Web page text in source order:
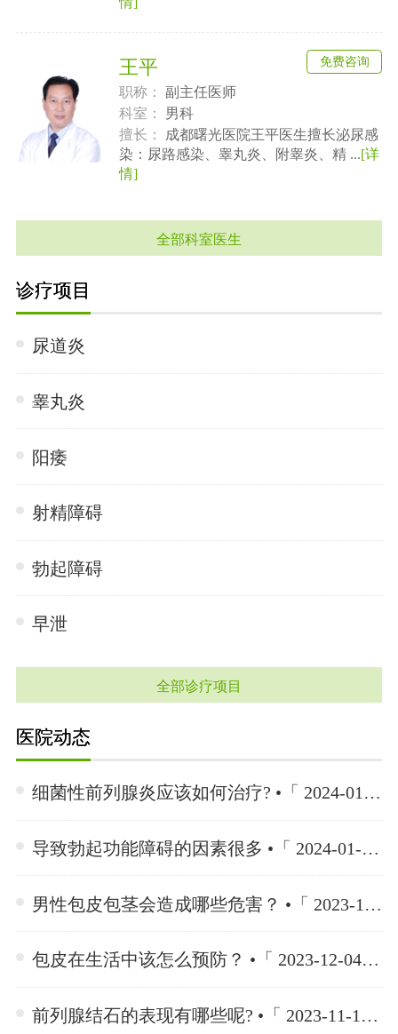
王平
职称：
副主任医师
科室：
男科
擅长：
成都曙光医院王平医生擅长泌尿感
染：尿路感染、睾丸炎、附睾炎、精 ...[详
情]
免费咨询
全部科室医生
诊疗项目
尿道炎
睾丸炎
阳痿
射精障碍
勃起障碍
早泄
全部诊疗项目
医院动态
细菌性前列腺炎应该如何治疗? •「 2024-01-15 」
导致勃起功能障碍的因素很多 •「 2024-01-15 」
男性包皮包茎会造成哪些危害？ •「 2023-12-04 」
包皮在生活中该怎么预防？ •「 2023-12-04 」
前列腺结石的表现有哪些呢? •「 2023-11-10 」